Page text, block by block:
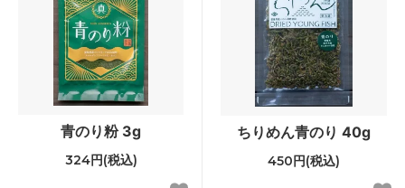
青のり粉 3g
324円(税込)
ちりめん青のり 40g
450円(税込)